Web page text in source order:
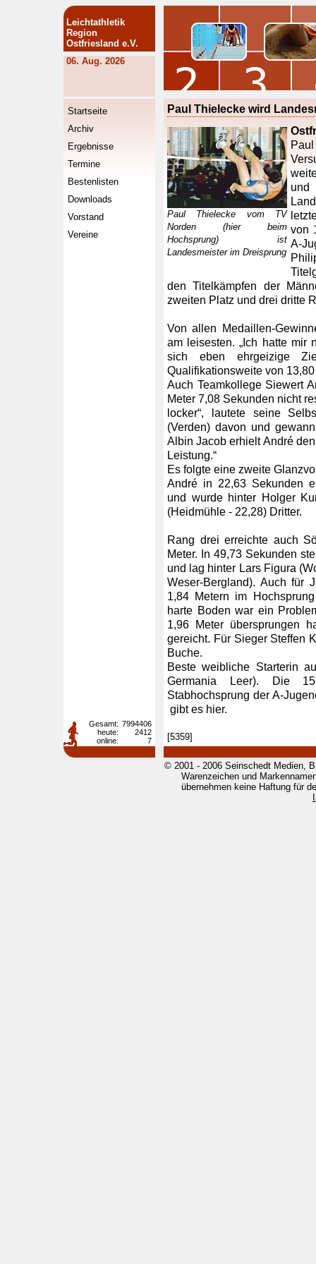
Leichtathletik
Region
Ostfriesland e.V.
06. Aug. 2026
Startseite
Archiv
Ergebnisse
Termine
Bestenlisten
Downloads
Vorstand
Vereine
Paul Thielecke wird
Paul Thielecke vom TV
Norden (hier beim
Hochsprung) ist
Landesmeister im Dreisprung
von
A-
den Titelkämpfen der
zweiten Platz und drei dritte
Von allen Medaillen-
am leisesten. „Ich hatte mir
sich eben ehrgeizige
Qualifikationsweite von
Auch Teamkollege Siewert
Meter 7,08 Sekunden nicht
locker“, lautete seine
(Verden) davon und
Albin Jacob erhielt André
Leistung.“
Es folgte eine zweite
André in 22,63 Sekunden
und wurde hinter Holger
(Heidmühle - 22,28) Dritter.
Rang drei erreichte auch
Meter. In 49,73 Sekunden
und lag hinter Lars Figura
Weser-Bergland). Auch für
1,84 Metern im
harte Boden war ein
1,96 Meter übersprungen
gereicht. Für Sieger Steffen
Buche.
Beste weibliche Starterin
Germania Leer). Die
Stabhochsprung der A-
gibt es hier.
[5359]
Gesamt: 7994406
heute:
2412
online:
7
© 2001 - 2006 Seinschedt Medien,
Warenzeichen und
übernehmen keine Haftung für